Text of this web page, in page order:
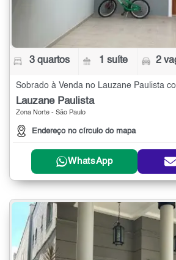
3 quartos 1 suíte 2
Sobrado à Venda no Lauzane Paulista
Lauzane Paulista
Zona Norte - São Paulo
Endereço no círculo do mapa
WhatsApp